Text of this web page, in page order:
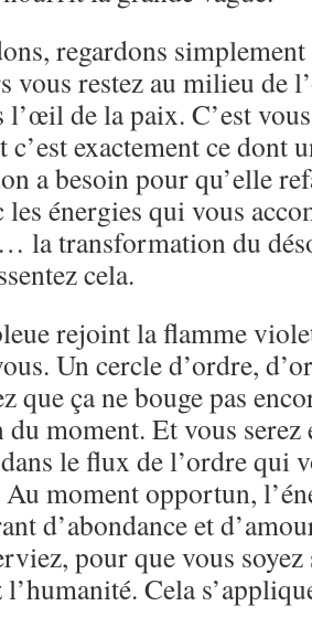
regardons
vous restez au milieu de
l’œil de la paix. C’est
c’est exactement ce dont
a besoin pour qu’elle
énergies qui vous
la transformation du
cela.
rejoint la flamme
Un cercle d’ordre,
que ça ne bouge pas
moment. Et vous serez
le flux de l’ordre qui
moment opportun,
d’abondance et
pour que vous
Cela